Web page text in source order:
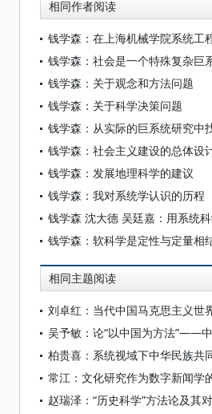
相同作者阅读
钱学森：社会是一个特殊复杂巨
钱学森：关于观念和方法问题
钱学森：关于科学决策问题
钱学森：从实际的巨系统研究中
钱学森：社会主义建设的总体设
钱学森：发展地理科学的建议
钱学森：我对系统学认识的历程
相同主题阅读